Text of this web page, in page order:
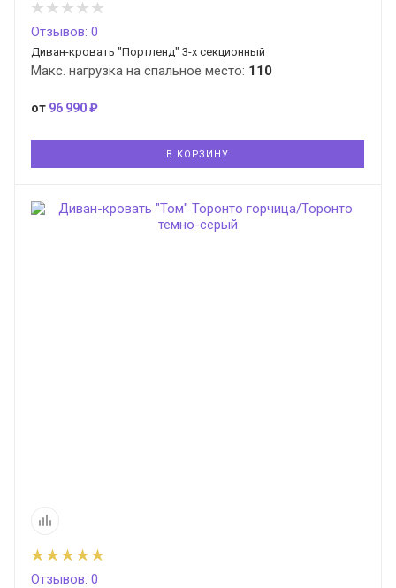
Отзывов: 0
Диван-кровать "Портленд" 3-х секционный
Макс. нагрузка на спальное место: 110
от 96 990 ₽
В КОРЗИНУ
Отзывов: 0